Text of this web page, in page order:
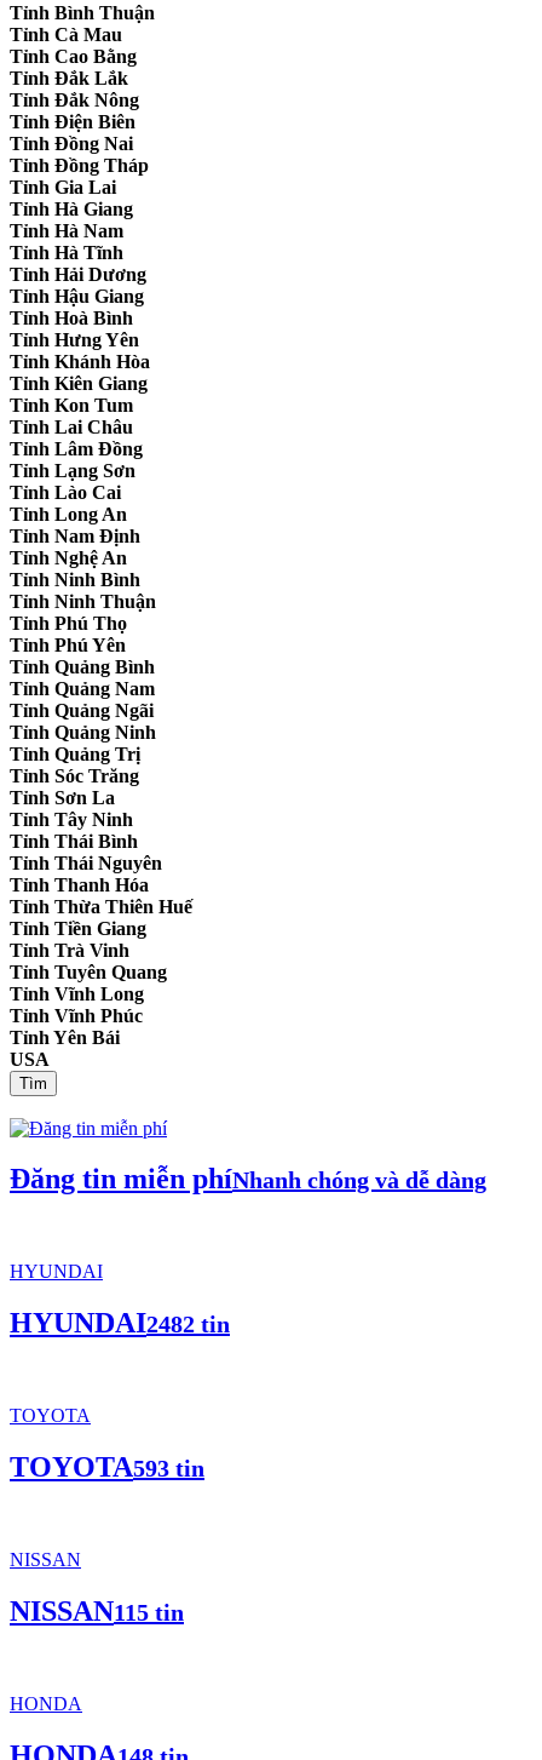
Tỉnh Bình Thuận
Tỉnh Cà Mau
Tỉnh Cao Bằng
Tỉnh Đắk Lắk
Tỉnh Đắk Nông
Tỉnh Điện Biên
Tỉnh Đồng Nai
Tỉnh Đồng Tháp
Tỉnh Gia Lai
Tỉnh Hà Giang
Tỉnh Hà Nam
Tỉnh Hà Tĩnh
Tỉnh Hải Dương
Tỉnh Hậu Giang
Tỉnh Hoà Bình
Tỉnh Hưng Yên
Tỉnh Khánh Hòa
Tỉnh Kiên Giang
Tỉnh Kon Tum
Tỉnh Lai Châu
Tỉnh Lâm Đồng
Tỉnh Lạng Sơn
Tỉnh Lào Cai
Tỉnh Long An
Tỉnh Nam Định
Tỉnh Nghệ An
Tỉnh Ninh Bình
Tỉnh Ninh Thuận
Tỉnh Phú Thọ
Tỉnh Phú Yên
Tỉnh Quảng Bình
Tỉnh Quảng Nam
Tỉnh Quảng Ngãi
Tỉnh Quảng Ninh
Tỉnh Quảng Trị
Tỉnh Sóc Trăng
Tỉnh Sơn La
Tỉnh Tây Ninh
Tỉnh Thái Bình
Tỉnh Thái Nguyên
Tỉnh Thanh Hóa
Tỉnh Thừa Thiên Huế
Tỉnh Tiền Giang
Tỉnh Trà Vinh
Tỉnh Tuyên Quang
Tỉnh Vĩnh Long
Tỉnh Vĩnh Phúc
Tỉnh Yên Bái
USA
Tìm
Đăng tin miễn phíNhanh chóng và dễ dàng
HYUNDAI
HYUNDAI2482 tin
TOYOTA
TOYOTA593 tin
NISSAN
NISSAN115 tin
HONDA